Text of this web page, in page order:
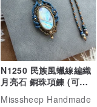
N1250 民族風蠟線編織
月亮石 銅珠項鍊 (可調
長度)
Misssheep Handmade